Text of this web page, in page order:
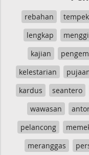
rebahan tempek
lengkap
kajian
kelestarian
kardus
seantero
wawasan
pelancong
meranggas